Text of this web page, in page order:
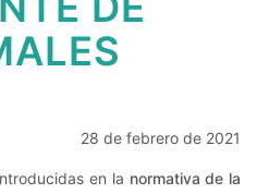
28 de febrero de 2021
en la normativa de la